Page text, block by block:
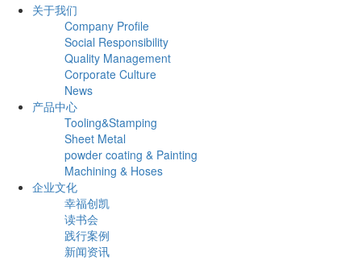
关于我们
Company Profile
Social Responsibility
Quality Management
Corporate Culture
News
产品中心
Tooling&Stamping
Sheet Metal
powder coating & Painting
Machining & Hoses
企业文化
幸福创凯
读书会
践行案例
新闻资讯